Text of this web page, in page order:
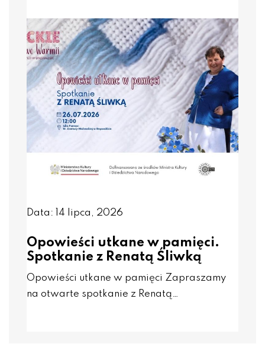
Data: 14 lipca, 2026
Opowieści utkane w pamięci.
Spotkanie z Renatą Śliwką
Opowieści utkane w pamięci Zapraszamy
na otwarte spotkanie z Renatą…